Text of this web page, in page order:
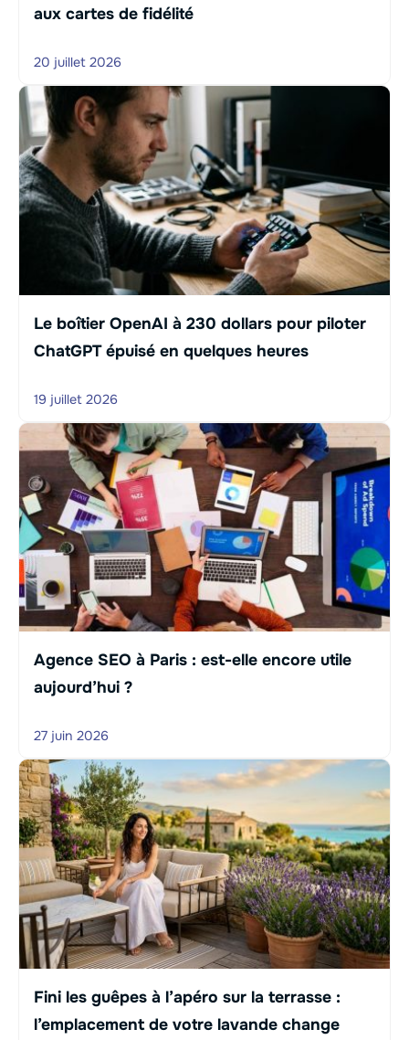
aux cartes de fidélité
20 juillet 2026
Le boîtier OpenAI à 230 dollars pour piloter
ChatGPT épuisé en quelques heures
19 juillet 2026
Agence SEO à Paris : est-elle encore utile
aujourd’hui ?
27 juin 2026
Fini les guêpes à l’apéro sur la terrasse :
l’emplacement de votre lavande change